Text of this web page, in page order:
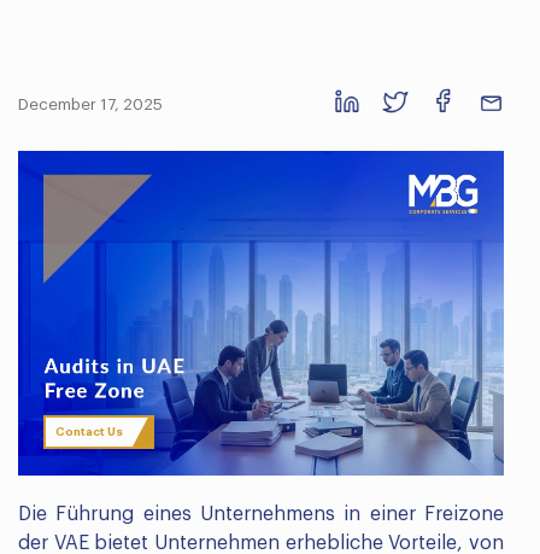
December 17, 2025
Contact Us
Die Führung eines Unternehmens in einer Freizone
der VAE bietet Unternehmen erhebliche Vorteile, von